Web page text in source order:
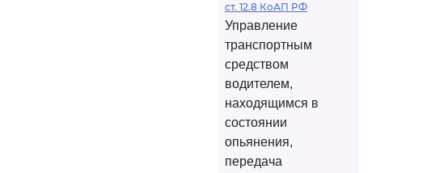
ст. 12.8 КоАП РФ
Управление
транспортным
средством
водителем,
находящимся в
состоянии
опьянения,
передача